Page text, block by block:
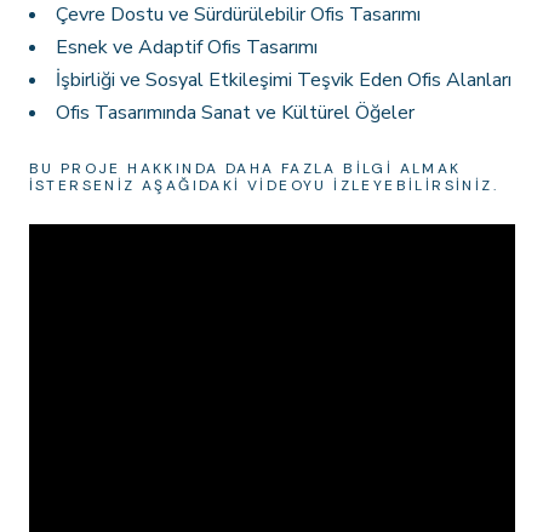
Çevre Dostu ve Sürdürülebilir Ofis Tasarımı
Esnek ve Adaptif Ofis Tasarımı
İşbirliği ve Sosyal Etkileşimi Teşvik Eden Ofis Alanları
Ofis Tasarımında Sanat ve Kültürel Öğeler
BU PROJE HAKKINDA DAHA FAZLA BILGI ALMAK
ISTERSENIZ AŞAĞIDAKI VIDEOYU IZLEYEBILIRSINIZ.